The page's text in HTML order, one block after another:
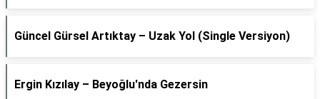
Güncel Gürsel Artıktay – Uzak Yol (Single Versiyon)
Ergin Kızılay – Beyoğlu'nda Gezersin